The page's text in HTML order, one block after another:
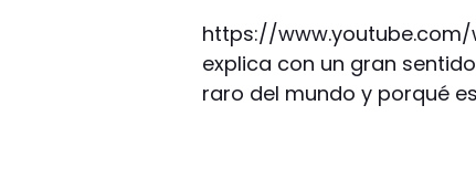
https://www.youtube.com/
explica con un gran
raro del mundo y porqué